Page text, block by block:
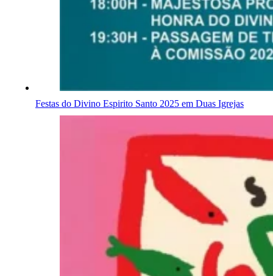
Festas do Divino Espirito Santo 2025 em Duas Igrejas